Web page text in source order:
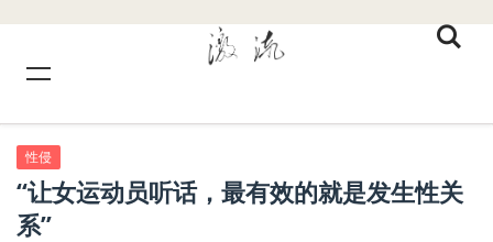
性侵
“让女运动员听话，最有效的就是发生性关
系”